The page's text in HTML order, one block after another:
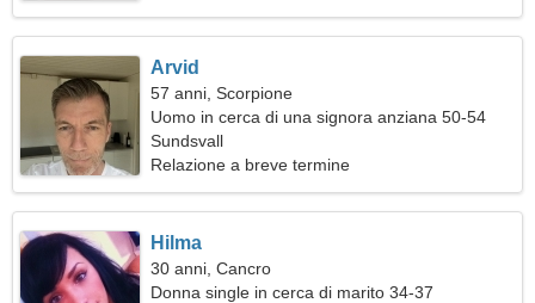
Arvid
57 anni, Scorpione
Uomo in cerca di una signora anziana 50-54
Sundsvall
Relazione a breve termine
Hilma
30 anni, Cancro
Donna single in cerca di marito 34-37